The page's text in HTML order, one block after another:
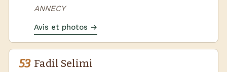
ANNECY
Avis et photos →
53 Fadil Selimi